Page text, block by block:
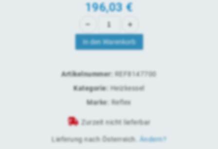
196,03€
In den Warenkorb
Artikelnummer:
REF8147700
Kategorie: Heizkessel
Marke:
Reflex
Zurzeit nicht lieferbar
Lieferung nach Österreich Ändern?